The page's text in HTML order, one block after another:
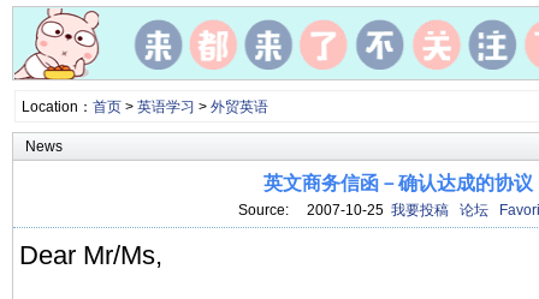
Location： 首页> 英语学习 > 外贸英语
News
英文商务信函－确认达成的协议
Source: 2007-10-25 我要投稿 论坛
Dear Mr/Ms,